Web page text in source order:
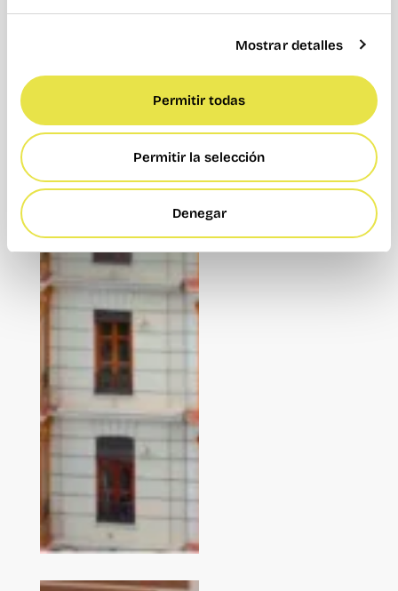
Mostrar detalles
Permitir todas
Permitir la selección
Denegar